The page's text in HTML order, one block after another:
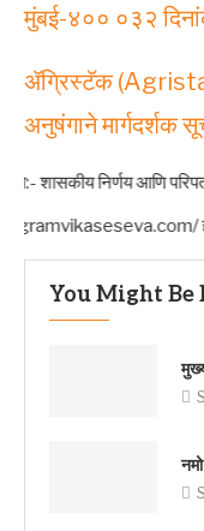
मुंबई-४०० ०३२
ॲग्रिस्टॅक
अनुषंगाने
शासकीय निर्णय आणि
ही
You Might